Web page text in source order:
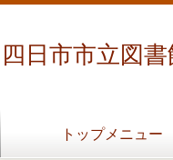
四日市市立図書
トップメニュー